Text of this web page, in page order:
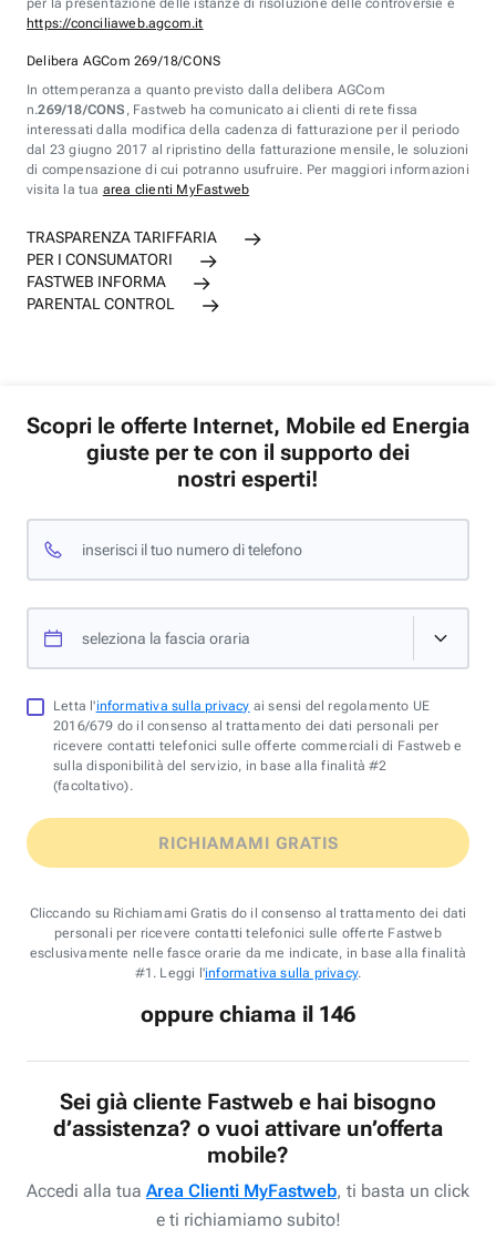
per la presentazione delle istanze di risoluzione delle controversie è
https://conciliaweb.agcom.it
Delibera AGCom 269/18/CONS
In ottemperanza a quanto previsto dalla delibera AGCom
n.269/18/CONS , Fastweb ha comunicato ai clienti di rete fissa
interessati dalla modifica della cadenza di fatturazione per il periodo
dal 23 giugno 2017 al ripristino della fatturazione mensile, le soluzioni
di compensazione di cui potranno usufruire. Per maggiori informazioni
visita la tua area clienti MyFastweb
TRASPARENZA TARIFFARIA
PER I CONSUMATORI
FASTWEB INFORMA
PARENTAL CONTROL
Scopri le offerte Internet, Mobile ed Energia
giuste per te con il supporto dei
nostri esperti!
inserisci il tuo numero di telefono
seleziona la fascia oraria
Letta l'informativa sulla privacy ai sensi del regolamento UE
2016/679 do il consenso al trattamento dei dati personali per
ricevere contatti telefonici sulle offerte commerciali di Fastweb e
sulla disponibilità del servizio, in base alla finalità #2
(facoltativo).
RICHIAMAMI GRATIS
Cliccando su Richiamami Gratis do il consenso al trattamento dei dati
personali per ricevere contatti telefonici sulle offerte Fastweb
esclusivamente nelle fasce orarie da me indicate, in base alla finalità
#1. Leggi l'informativa sulla privacy.
oppure chiama il 146
Sei già cliente Fastweb e hai bisogno
d’assistenza? o vuoi attivare un’offerta
mobile?
Accedi alla tua Area Clienti MyFastweb, ti basta un click
e ti richiamiamo subito!